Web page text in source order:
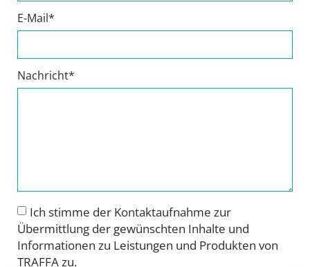
E-Mail*
Nachricht*
Ich stimme der Kontaktaufnahme zur
Übermittlung der gewünschten Inhalte und
Informationen zu Leistungen und Produkten von
TRAFFA zu.